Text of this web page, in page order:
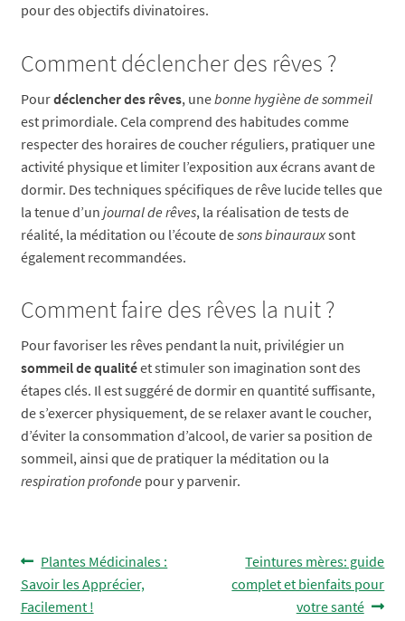
pour des objectifs divinatoires.
Comment déclencher des rêves ?
Pourdéclencher des rêves, unebonne hygiène de sommeil
est primordiale. Cela comprend des habitudes comme
respecter des horaires de coucher réguliers, pratiquer une
activité physique et limiter l’exposition aux écrans avant de
dormir. Des techniques spécifiques de rêve lucide telles que
la tenue d’un journal de rêves, la réalisation de tests de
réalité, la méditation ou l’écoute desons binaurauxsont
également recommandées.
Comment faire des rêves la nuit ?
Pour favoriser les rêves pendant la nuit, privilégier un
sommeil de qualitéet stimuler son imagination sont des
étapes clés. Il est suggéré de dormir en quantité suffisante,
de s’exercer physiquement, de se relaxer avant le coucher,
d’éviter la consommation d’alcool, de varier sa position de
sommeil, ainsi que de pratiquer la méditation ou la
respiration profonde pour y parvenir.
Navigation
de
Article
précédent :
Plantes Médicinales :
Savoir les Apprécier,
Facilement !
Article
suivant :
Teintures mères: guide
complet et bienfaits pour
votre santé